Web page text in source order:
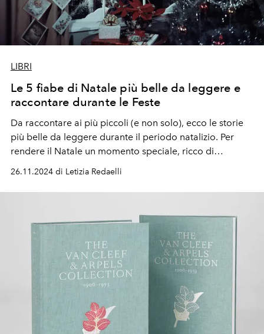
LIBRI
Le 5 fiabe di Natale più belle da leggere e
raccontare durante le Feste
Da raccontare ai più piccoli (e non solo), ecco le storie
più belle da leggere durante il periodo natalizio. Per
rendere il Natale un momento speciale, ricco di
26.11.2024 di Letizia Redaelli